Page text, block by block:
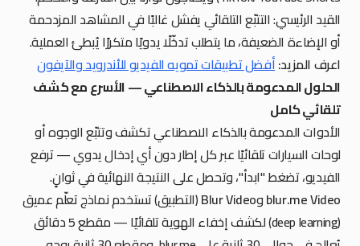
القيد الرئيسي: التتبّع التلقائي يفشل غالبًا في المشاهد المزدحمة
أو الإضاءة الضعيفة، ما يتطلب تدخّلًا يدويًا متكررًا يُبطئ العملية.
اعرف المزيد:أفضل تطبيقات تمويه الفيديو للأندرويد والآيفون
الحلول المدعومة بالذكاء الاصطناعي — الأسرع مع كشف
تلقائي كامل
الأدوات المدعومة بالذكاء الاصطناعي تكشف وتتبّع الوجوه أو
لوحات السيارات تلقائيًا عبر كل إطار دون أي إدخال يدوي — ترفع
الفيديو، تضغط "ابدأ"، وتحصل على النتيجة النهائية في ثوانٍ.
blur.me VideoوBlur Video(التطبيق) تستخدم نماذج تعلّم عميق
(deep learning) لكشف إخفاء الهوية تلقائيًا — مقطع 5 دقائق